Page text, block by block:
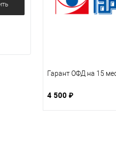
Гарант ОФД на 15
4 500 ₽